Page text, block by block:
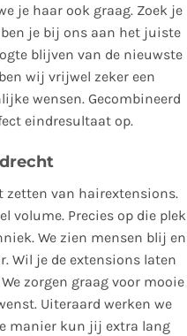
je haar ook graag. Zoek je
je bij ons aan het juiste
blijven van de nieuwste
wij vrijwel zeker een
wensen. Gecombineerd
eindresultaat op.
zetten van hairextensions.
volume. Precies op die plek
We zien mensen blij en
Wil je de extensions laten
zorgen graag voor mooie
Uiteraard werken we
manier kun jij extra lang